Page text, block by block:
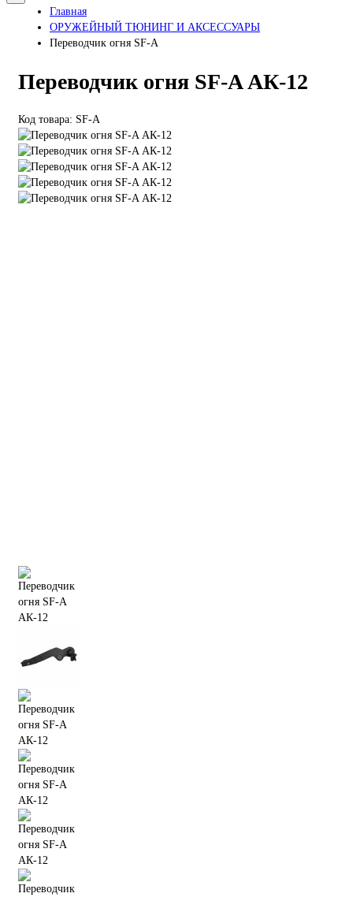
Главная
ОРУЖЕЙНЫЙ ТЮНИНГ И АКСЕССУАРЫ
Переводчик огня SF-A
Переводчик огня SF-A АК-12
Код товара: SF-A